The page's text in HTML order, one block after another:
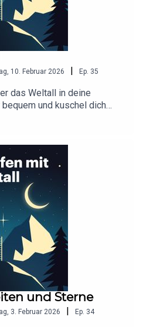
10. Februar 2026 Ep. 35
das Weltall in deine
bequem und kuschel dich
durch Werbung
Angebote unserer
für Schønlein MediaIn
Stiftung Planetarium
Felix Lühning, Dr. Monika
Dr. Monika
von Amadeus E. Fronk
und Sterne
3. Februar 2026 Ep. 34